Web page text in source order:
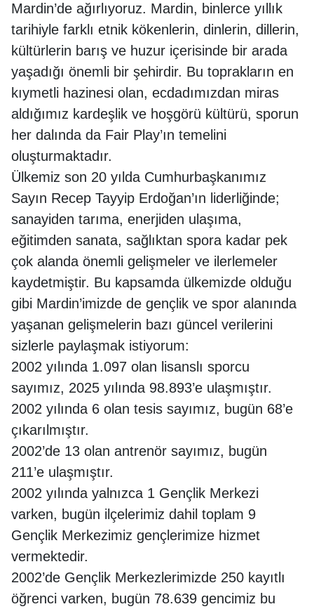
Mardin’de ağırlıyoruz. Mardin, binlerce yıllık
tarihiyle farklı etnik kökenlerin, dinlerin, dillerin,
kültürlerin barış ve huzur içerisinde bir arada
yaşadığı önemli bir şehirdir. Bu toprakların en
kıymetli hazinesi olan, ecdadımızdan miras
aldığımız kardeşlik ve hoşgörü kültürü, sporun
her dalında da Fair Play’ın temelini
oluşturmaktadır.
Ülkemiz son 20 yılda Cumhurbaşkanımız
Sayın Recep Tayyip Erdoğan’ın liderliğinde;
sanayiden tarıma, enerjiden ulaşıma,
eğitimden sanata, sağlıktan spora kadar pek
çok alanda önemli gelişmeler ve ilerlemeler
kaydetmiştir. Bu kapsamda ülkemizde olduğu
gibi Mardin’imizde de gençlik ve spor alanında
yaşanan gelişmelerin bazı güncel verilerini
sizlerle paylaşmak istiyorum:
2002 yılında 1.097 olan lisanslı sporcu
sayımız, 2025 yılında 98.893’e ulaşmıştır.
2002 yılında 6 olan tesis sayımız, bugün 68’e
çıkarılmıştır.
2002’de 13 olan antrenör sayımız, bugün
211’e ulaşmıştır.
2002 yılında yalnızca 1 Gençlik Merkezi
varken, bugün ilçelerimiz dahil toplam 9
Gençlik Merkezimiz gençlerimize hizmet
vermektedir.
2002’de Gençlik Merkezlerimizde 250 kayıtlı
öğrenci varken, bugün 78.639 gencimiz bu